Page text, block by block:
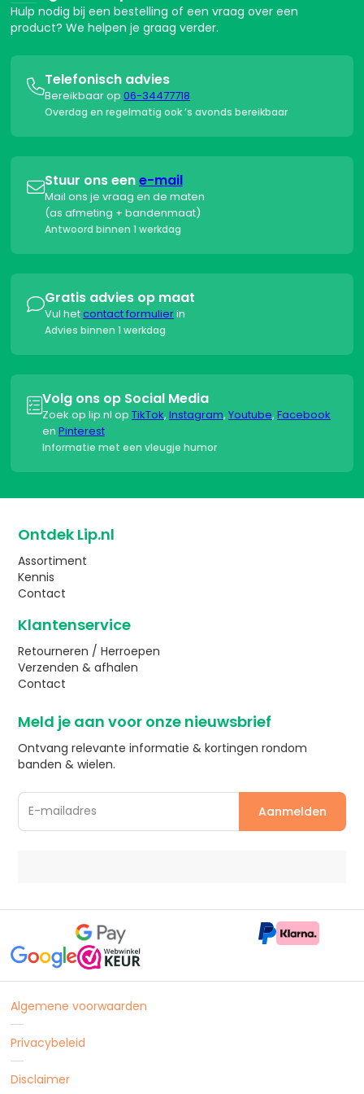
Hulp nodig bij een bestelling of een vraag over een
product? We helpen je graag verder.
Telefonisch advies
Bereikbaar op 06-34477718
Overdag en regelmatig ook ’s avonds bereikbaar
Stuur ons eene-mail
Mail ons je vraag en de maten
(as afmeting + bandenmaat)
Antwoord binnen 1 werkdag
Gratis advies op maat
Vul hetcontact formulierin
Advies binnen 1 werkdag
Volg ons op Social Media
Zoek op lip.nl op TikTok, Instagram, Youtube, Facebook
en Pinterest
Informatie met een vleugje humor
Ontdek Lip.nl
Assortiment
Kennis
Contact
Klantenservice
Retourneren / Herroepen
Verzenden & afhalen
Contact
Meld je aan voor onze nieuwsbrief
Ontvang relevante informatie & kortingen rondom
banden & wielen.
Algemene voorwaarden
Privacybeleid
Disclaimer